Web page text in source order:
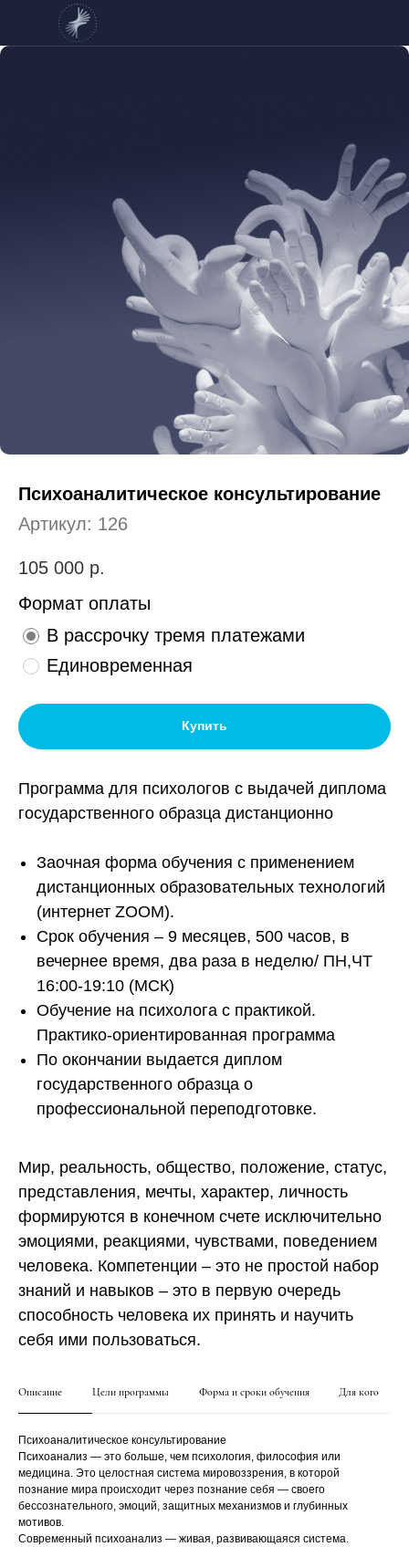
Психоаналитическое консультирование
Артикул: 126
105 000 р.
Формат оплаты
В рассрочку тремя платежами
Единовременная
Купить
Программа для психологов с выдачей диплома
государственного образца дистанционно
Заочная форма обучения с применением
дистанционных образовательных технологий
(интернет ZOOM).
Срок обучения – 9 месяцев, 500 часов, в
вечернее время, два раза в неделю/ ПН,ЧТ
16:00-19:10 (МСК)
Обучение на психолога с практикой.
Практико-ориентированная программа
По окончании выдается диплом
государственного образца о
профессиональной переподготовке.
Мир, реальность, общество, положение, статус,
представления, мечты, характер, личность
формируются в конечном счете исключительно
эмоциями, реакциями, чувствами, поведением
человека. Компетенции – это не простой набор
знаний и навыков – это в первую очередь
способность человека их принять и научить
себя ими пользоваться.
Описание Цели программы Форма и сроки обучения Для кого
Психоаналитическое консультирование
Психоанализ — это больше, чем психология, философия или
медицина. Это целостная система мировоззрения, в которой
познание мира происходит через познание себя — своего
бессознательного, эмоций, защитных механизмов и глубинных
мотивов.
Современный психоанализ — живая, развивающаяся система.